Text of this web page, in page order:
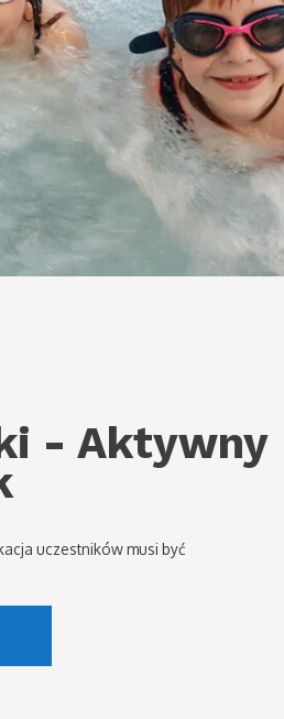
- Aktywny
uczestników musi być